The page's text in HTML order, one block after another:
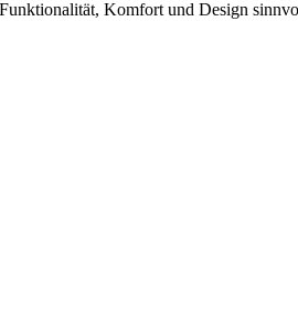
Funktionalität, Komfort und Design